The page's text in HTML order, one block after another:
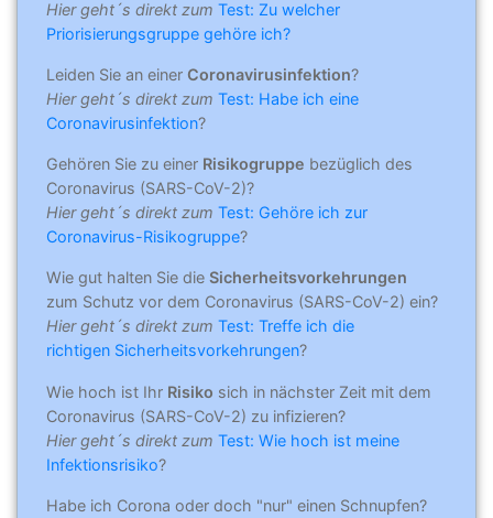
Hier geht´s direkt zum Test: Zu welcher
Priorisierungsgruppe gehöre ich?
Leiden Sie an einer Coronavirusinfektion?
Hier geht´s direkt zum Test: Habe ich eine
Coronavirusinfektion?
Gehören Sie zu einer Risikogruppe bezüglich des
Coronavirus (SARS-CoV-2)?
Hier geht´s direkt zum Test: Gehöre ich zur
Coronavirus-Risikogruppe?
Wie gut halten Sie die Sicherheitsvorkehrungen
zum Schutz vor dem Coronavirus (SARS-CoV-2) ein?
Hier geht´s direkt zum Test: Treffe ich die
richtigen Sicherheitsvorkehrungen?
Wie hoch ist Ihr Risiko sich in nächster Zeit mit dem
Coronavirus (SARS-CoV-2) zu infizieren?
Hier geht´s direkt zum Test: Wie hoch ist meine
Infektionsrisiko?
Habe ich Corona oder doch "nur" einen Schnupfen?